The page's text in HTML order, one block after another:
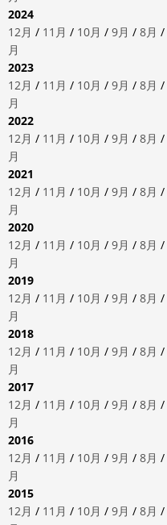
2024
12月 / 11月 / 10月 / 9月 / 8月 /
月
2023
12月 / 11月 / 10月 / 9月 / 8月 /
月
2022
12月 / 11月 / 10月 / 9月 / 8月 /
月
2021
12月 / 11月 / 10月 / 9月 / 8月 /
月
2020
12月 / 11月 / 10月 / 9月 / 8月 /
月
2019
12月 / 11月 / 10月 / 9月 / 8月 /
月
2018
12月 / 11月 / 10月 / 9月 / 8月 /
月
2017
12月 / 11月 / 10月 / 9月 / 8月 /
月
2016
12月 / 11月 / 10月 / 9月 / 8月 /
月
2015
12月 / 11月 / 10月 / 9月 / 8月 /